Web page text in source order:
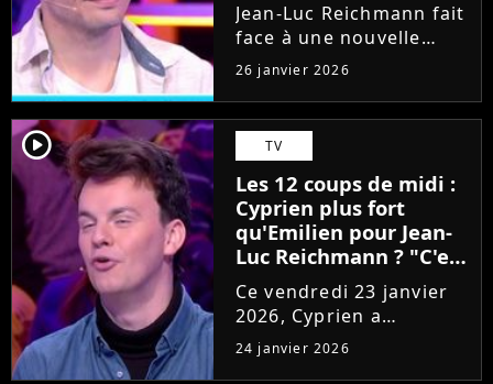
Jean-Luc Reichmann fait
face à une nouvelle
concurrence. Alors que
Les 12 Coups de Midi
cartonne sur TF1,
l'émission actuellement
portée par Cyprien doit
désormais affronter un
concept...
26 janvier 2026
player2 TV
Les 12 coups de midi :
Cyprien plus fort
qu'Emilien pour Jean-
Luc Reichmann ? "C'est
le seul..."
Ce vendredi 23 janvier
2026, Cyprien a
décroché sa 6ème étoile
mystérieuse sur le
24 janvier 2026